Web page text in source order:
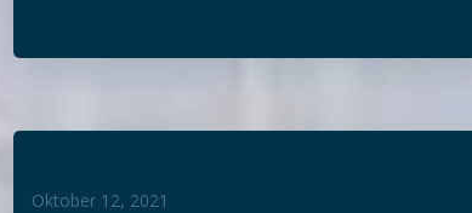
Oktober 12, 2021